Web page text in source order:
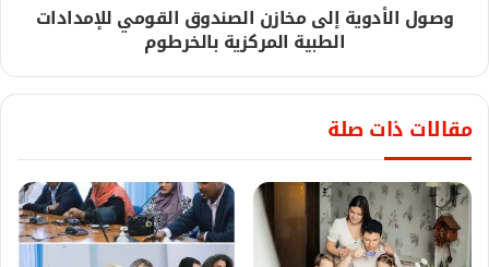
وصول الأدوية إلى مخازن الصندوق القومي للإمدادات
الطبية المركزية بالخرطوم
مقالات ذات صلة